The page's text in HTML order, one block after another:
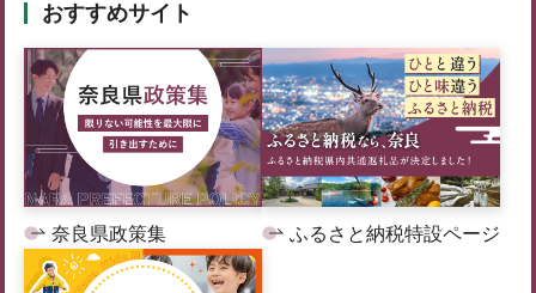
おすすめサイト
奈良県政策集 ふるさと納税特設ページ